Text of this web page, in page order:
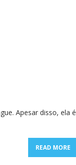
Apesar disso, ela é
READ MORE